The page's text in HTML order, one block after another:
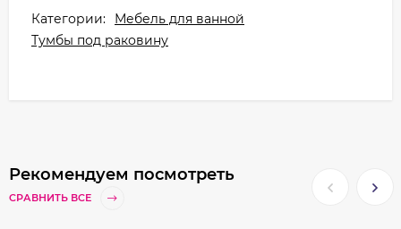
Категории:
Мебель для ванной
Тумбы под раковину
Рекомендуем посмотреть
СРАВНИТЬ ВСЕ